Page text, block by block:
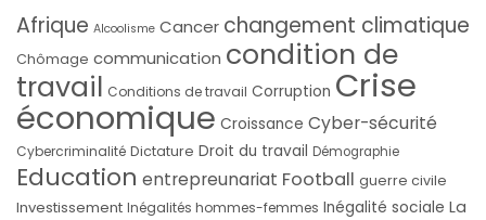
Afrique Alcoolisme Cancer changement climatique
Chômage communication condition de
travail Conditions de travail Corruption Crise
économique Croissance Cyber-sécurité
Cybercriminalité Dictature Droit du travail Démographie
Education entrepreunariat Football guerre civile
Investissement Inégalités hommes-femmes Inégalité sociale La